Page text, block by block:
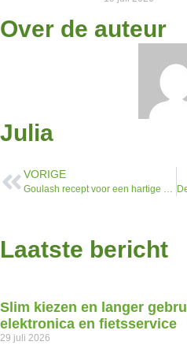
Over de auteur
Julia
VORIGE
Goulash recept voor een hartige stoofpot met rundvlees en paprika
Laatste bericht
Slim kiezen en langer
elektronica en fietsservice
29 juli 2026